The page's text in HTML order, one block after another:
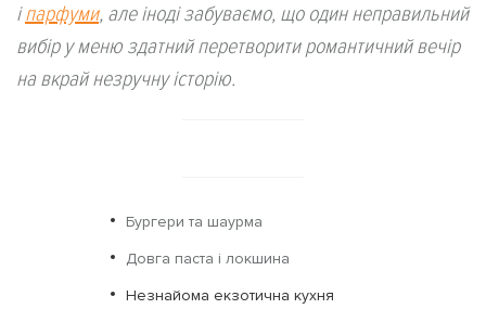
іпарфуми, але іноді забуваємо, що один неправильний
вибір у меню здатний перетворити романтичний вечір
на вкрай незручну історію.
Бургери та шаурма
Довга паста і локшина
Незнайома екзотична кухня